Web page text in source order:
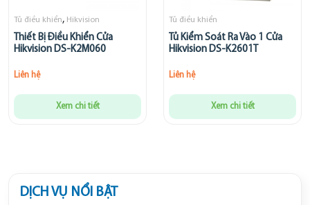
Tủ điều khiển, Hikvision
Thiết Bị Điều Khiển Cửa
Hikvision DS-K2M060
Liên hệ
Xem chi tiết
Tủ điều khiển
Tủ Kiểm Soát Ra Vào 1 Cửa
Hikvision DS-K2601T
Liên hệ
Xem chi tiết
DỊCH VỤ NỔI BẬT